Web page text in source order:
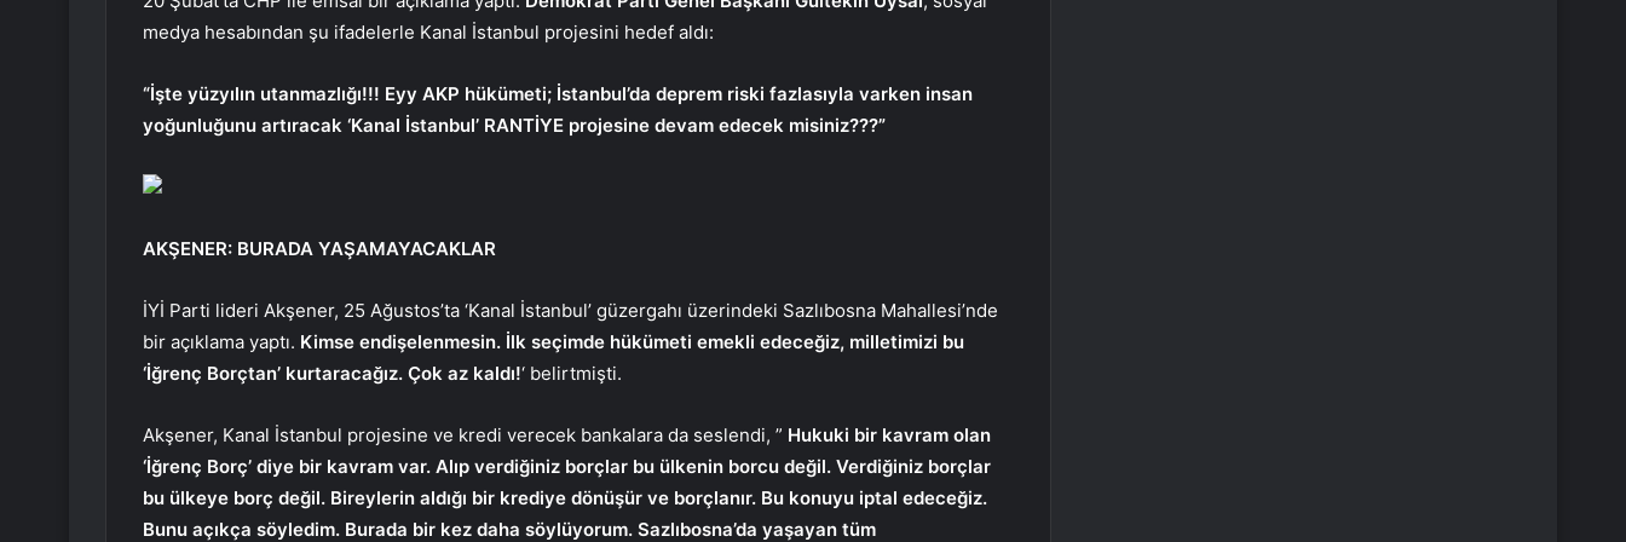
medya hesabından şu ifadelerle Kanal İstanbul projesini hedef aldı:
“İşte yüzyılın utanmazlığı!!! Eyy AKP hükümeti; İstanbul’da deprem riski fazlasıyla varken insan
yoğunluğunu artıracak ‘Kanal İstanbul’ RANTİYE projesine devam edecek misiniz???”
AKŞENER: BURADA YAŞAMAYACAKLAR
İYİ Parti lideri Akşener, 25 Ağustos’ta ‘Kanal İstanbul’ güzergahı üzerindeki Sazlıbosna Mahallesi’nde
bir açıklama yaptı. Kimse endişelenmesin. İlk seçimde hükümeti emekli edeceğiz, milletimizi bu
‘İğrenç Borçtan’ kurtaracağız. Çok az kaldı!‘ belirtmişti.
Akşener, Kanal İstanbul projesine ve kredi verecek bankalara da seslendi, ” Hukuki bir kavram olan
‘İğrenç Borç’ diye bir kavram var. Alıp verdiğiniz borçlar bu ülkenin borcu değil. Verdiğiniz borçlar
bu ülkeye borç değil. Bireylerin aldığı bir krediye dönüşür ve borçlanır. Bu konuyu iptal edeceğiz.
Bunu açıkça söyledim. Burada bir kez daha söylüyorum. Sazlıbosna’da yaşayan tüm